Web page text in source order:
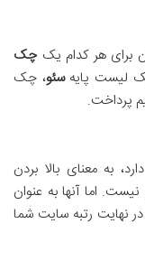
برای هر کدام یکچک
چک لیست پایهسئو، چک
پرداخت.
به معنای بالا بردن
اما آنها به عنوان
نهایت رتبه سایت شما